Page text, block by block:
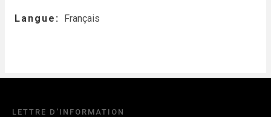
Langue Français
LETTRE D'INFORMATION